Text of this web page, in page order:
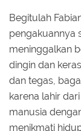
Begitulah
pengakuannya
meninggalkan
dingin dan
dan tegas,
karena lahir
manusia
menikmati